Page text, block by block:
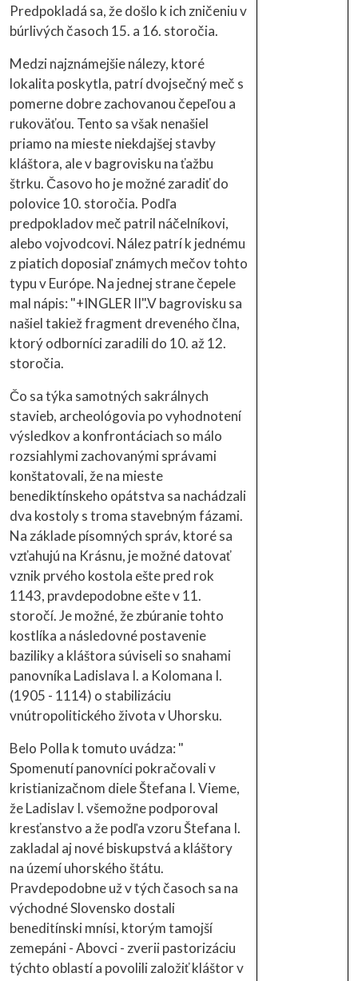
Predpokladá sa, že došlo k ich zničeniu v
búrlivých časoch 15. a 16. storočia.
Medzi najznámejšie nálezy, ktoré
lokalita poskytla, patrí dvojsečný meč s
pomerne dobre zachovanou čepeľou a
rukoväťou. Tento sa však nenašiel
priamo na mieste niekdajšej stavby
kláštora, ale v bagrovisku na ťažbu
štrku. Časovo ho je možné zaradiť do
polovice 10. storočia. Podľa
predpokladov meč patril náčelníkovi,
alebo vojvodcovi. Nález patrí k jednému
z piatich doposiaľ známych mečov tohto
typu v Európe. Na jednej strane čepele
mal nápis: "+INGLER II".V bagrovisku sa
našiel takiež fragment dreveného člna,
ktorý odborníci zaradili do 10. až 12.
storočia.
Čo sa týka samotných sakrálnych
stavieb, archeológovia po vyhodnotení
výsledkov a konfrontáciach so málo
rozsiahlymi zachovanými správami
konštatovali, že na mieste
benediktínskeho opátstva sa nachádzali
dva kostoly s troma stavebným fázami.
Na základe písomných správ, ktoré sa
vzťahujú na Krásnu, je možné datovať
vznik prvého kostola ešte pred rok
1143, pravdepodobne ešte v 11.
storočí. Je možné, že zbúranie tohto
kostlíka a následovné postavenie
baziliky a kláštora súviseli so snahami
panovníka Ladislava I. a Kolomana I.
(1905 - 1114) o stabilizáciu
vnútropolitického života v Uhorsku.
Belo Polla k tomuto uvádza: "
Spomenutí panovníci pokračovali v
kristianizačnom diele Štefana I. Vieme,
že Ladislav I. všemožne podporoval
kresťanstvo a že podľa vzoru Štefana I.
zakladal aj nové biskupstvá a kláštory
na území uhorského štátu.
Pravdepodobne už v tých časoch sa na
východné Slovensko dostali
beneditínski mnísi, ktorým tamojší
zemepáni - Abovci - zverii pastorizáciu
týchto oblastí a povolili založiť kláštor v